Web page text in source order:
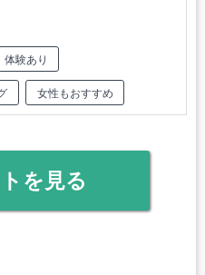
体験あり
女性もおすすめ
を見る